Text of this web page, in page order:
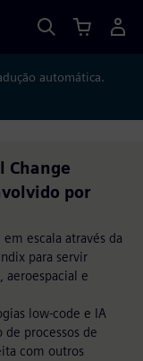
automática.
Change
por
escala através da
para servir
aeroespacial e
low-code e IA
de processos de
com outros